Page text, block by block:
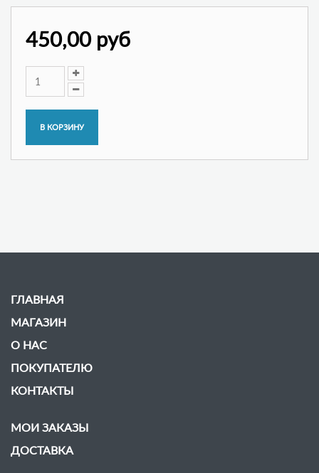
450,00 руб
ГЛАВНАЯ
МАГАЗИН
О НАС
ПОКУПАТЕЛЮ
КОНТАКТЫ
МОИ ЗАКАЗЫ
ДОСТАВКА